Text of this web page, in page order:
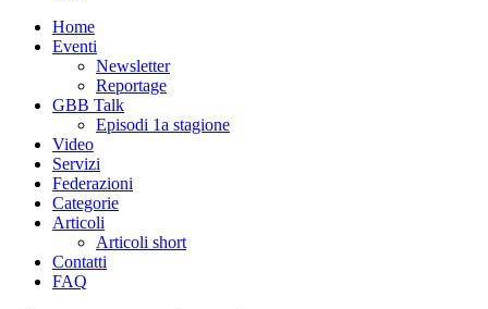
Home
Eventi
Newsletter
Reportage
GBB Talk
Episodi 1a stagione
Video
Servizi
Federazioni
Categorie
Articoli
Articoli short
Contatti
FAQ